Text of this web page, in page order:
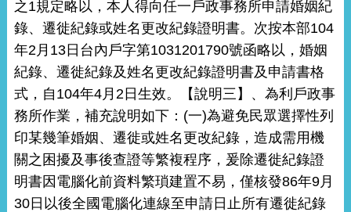
之1規定略以，本人得向任一戶政事務所申請婚姻紀
錄、遷徙紀錄或姓名更改紀錄證明書。次按本部104
年2月13日台內戶字第1031201790號函略以，婚姻
紀錄、遷徙紀錄及姓名更改紀錄證明書及申請書格
式，自104年4月2日生效。【說明三】、為利戶政事
務所作業，補充說明如下：(一)為避免民眾選擇性列
印某幾筆婚姻、遷徙或姓名更改紀錄，造成需用機
關之困擾及事後查證等繁複程序，爰除遷徙紀錄證
明書因電腦化前資料繁瑣建置不易，僅核發86年9月
30日以後全國電腦化連線至申請日止所有遷徙紀錄